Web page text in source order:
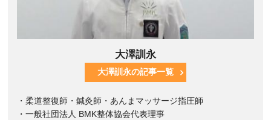
大澤訓永
大澤訓永の記事一覧
・柔道整復師・鍼灸師・あんまマッサージ指圧師
・一般社団法人 BMK整体協会代表理事